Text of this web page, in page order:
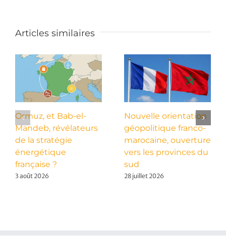
Articles similaires
Ormuz, et Bab-el-
Mandeb, révélateurs
de la stratégie
énergétique
française ?
3 août 2026
Nouvelle orientation
géopolitique franco-
marocaine, ouverture
vers les provinces du
sud
28 juillet 2026